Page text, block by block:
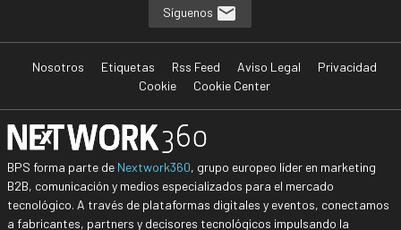
Síguenos
Nosotros Etiquetas Rss Feed Aviso Legal
Privacidad
Cookie
Cookie Center
BPS forma parte de Nextwork360, grupo europeo líder en marketing
B2B, comunicación y medios especializados para el mercado
tecnológico. A través de plataformas digitales y eventos, conectamos
a fabricantes, partners y decisores tecnológicos impulsando la